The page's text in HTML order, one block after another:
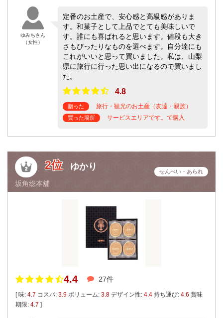
ゆみちさん
（女性）
定番のお土産で、安心感と高級感がありま
す。和菓子として上品でとても美味しいで
す。誰にも喜ばれると思います。値段も大き
さもぴったりなものを選べます。自分達にも
これがいいと思って買いました。私は、山梨
県に旅行に行った思い出になるので買いまし
た。
4.8
贈った 旅行・観光のお土産（友達・親族）
買った場所 サービスエリアです。で購入
2位 ゆかり
坂角総本舖
せんべい・あられ
4.4 27件
[ 味: 4.7 コスパ: 3.9 ボリューム: 3.8 デザイン性: 4.4 持ち運び: 4.6 賞味
期限: 4.7 ]